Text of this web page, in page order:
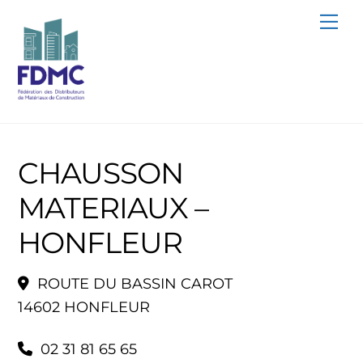
content
CHAUSSON
MATERIAUX –
HONFLEUR
ROUTE DU BASSIN CAROT
14602 HONFLEUR
02 31 81 65 65